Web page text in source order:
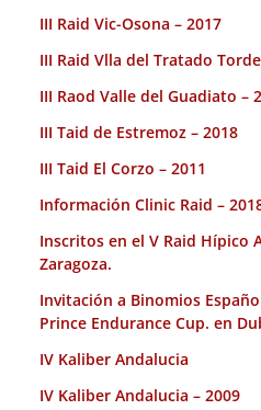
III Raid Vic-Osona – 2017
III Raid Vlla del Tratado
III Raod Valle del Guadiato –
III Taid de Estremoz – 2018
III Taid El Corzo – 2011
Información Clinic Raid –
Inscritos en el V Raid Hípico
Zaragoza.
Invitación a Binomios
Prince Endurance Cup. en
IV Kaliber Andalucia
IV Kaliber Andalucia – 2009